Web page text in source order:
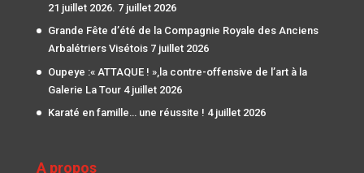
21 juillet 2026. 7 juillet 2026
Grande Fête d’été de la Compagnie Royale des Anciens
Arbalétriers Visétois 7 juillet 2026
Oupeye :« ATTAQUE ! »,la contre-offensive de l’art à la
Galerie La Tour 4 juillet 2026
Karaté en famille… une réussite ! 4 juillet 2026
A propos